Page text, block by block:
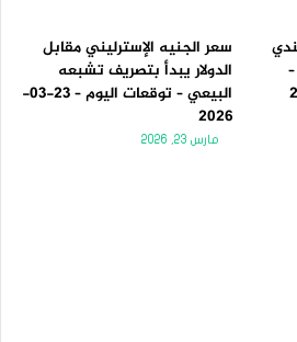
سعر الجنيه الإسترليني مقابل
الدولار يبدأ بتصريف تشبعه
البيعي – توقعات اليوم – 23-03-
2026
مارس 23, 2026